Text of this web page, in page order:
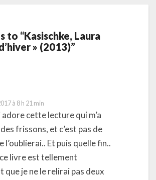
to “Kasischke, Laura
» (2013)”
à 8 h 21 min
adore cette lecture qui m’a
frissons, et c’est pas de
l’oublierai.. Et puis quelle fin..
livre est tellement
que je ne le relirai pas deux